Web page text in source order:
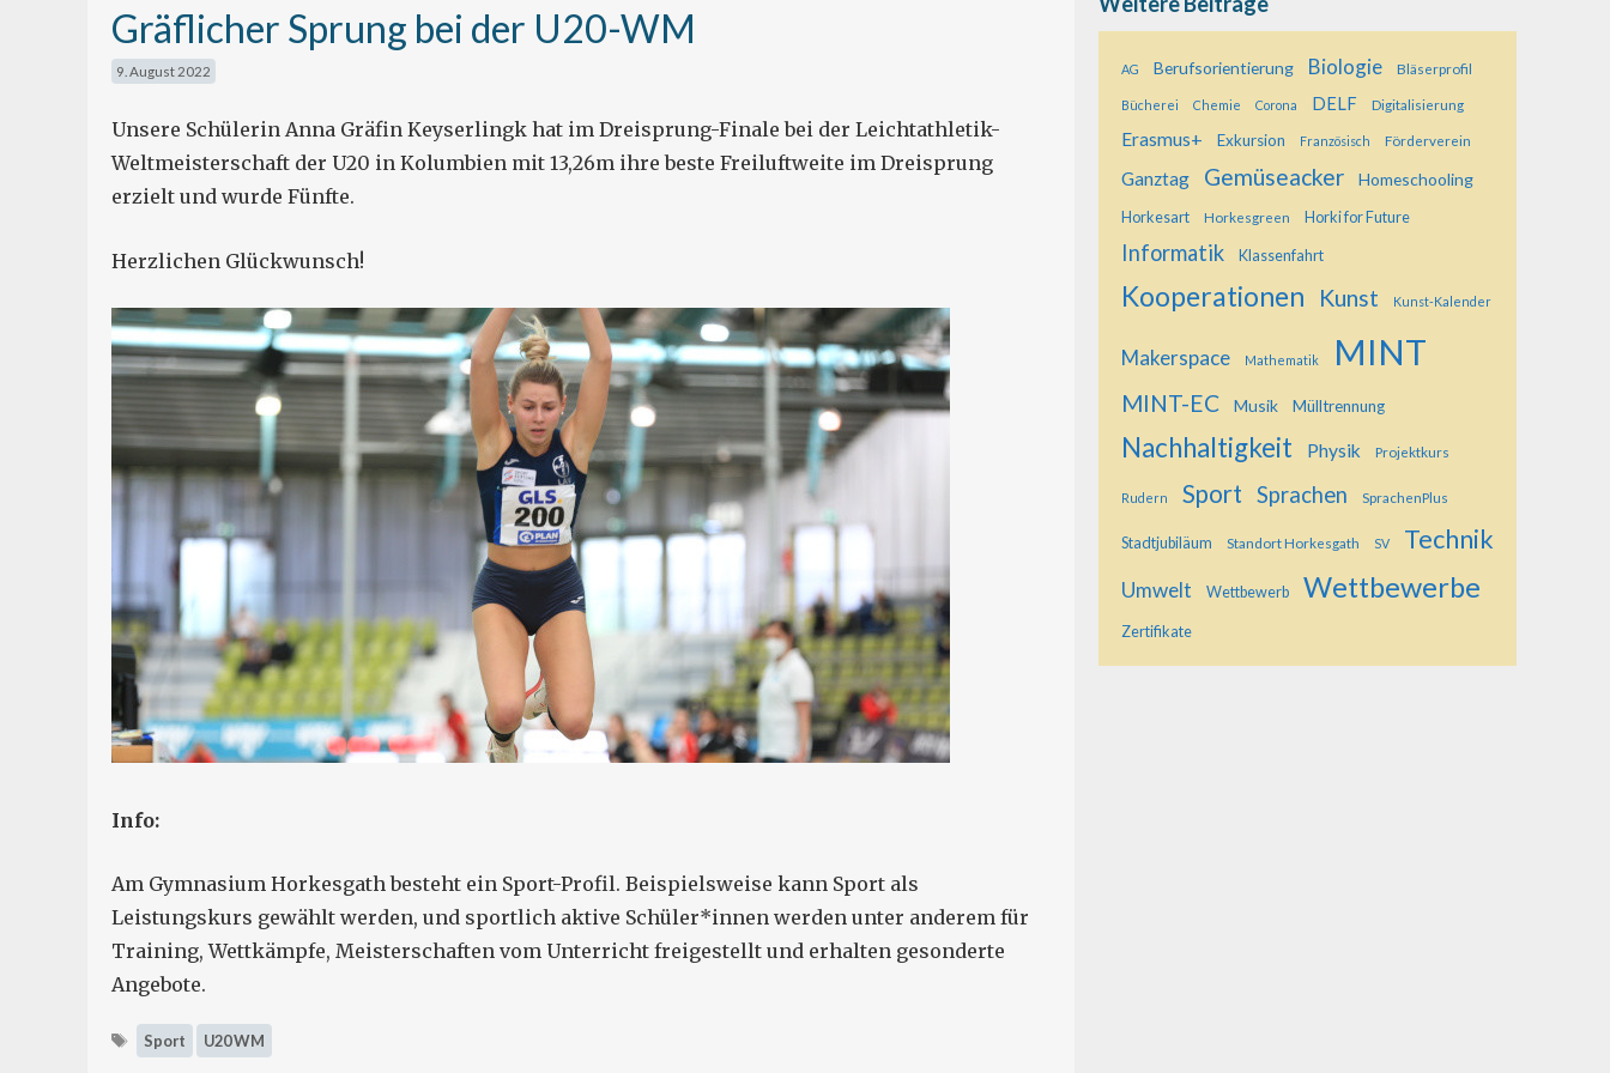
Gräflicher Sprung bei der U20-WM
9. August 2022
Unsere Schülerin Anna Gräfin Keyserlingk hat im Dreisprung-Finale bei der Leichtathletik-
Weltmeisterschaft der U20 in Kolumbien mit 13,26m ihre beste Freiluftweite im Dreisprung
erzielt und wurde Fünfte.
Herzlichen Glückwunsch!
Info:
Am Gymnasium Horkesgath besteht ein Sport-Profil. Beispielsweise kann Sport als
Leistungskurs gewählt werden, und sportlich aktive Schüler*innen werden unter anderem für
Training, Wettkämpfe, Meisterschaften vom Unterricht freigestellt und erhalten gesonderte
Angebote.
Schlagwörter
Sport U20 WM
AG Berufsorientierung Biologie Bläserprofil
Bücherei Chemie Corona DELF Digitalisierung
Erasmus+ Exkursion Französisch Förderverein
Ganztag Gemüseacker Homeschooling
Horkesart Horkesgreen Horki for Future
Informatik Klassenfahrt
Kooperationen Kunst Kunst-Kalender
Makerspace Mathematik MINT
MINT-EC Musik Mülltrennung
Nachhaltigkeit Physik Projektkurs
Rudern Sport Sprachen SprachenPlus
Stadtjubiläum Standort Horkesgath SV Technik
Umwelt Wettbewerb Wettbewerbe
Zertifikate